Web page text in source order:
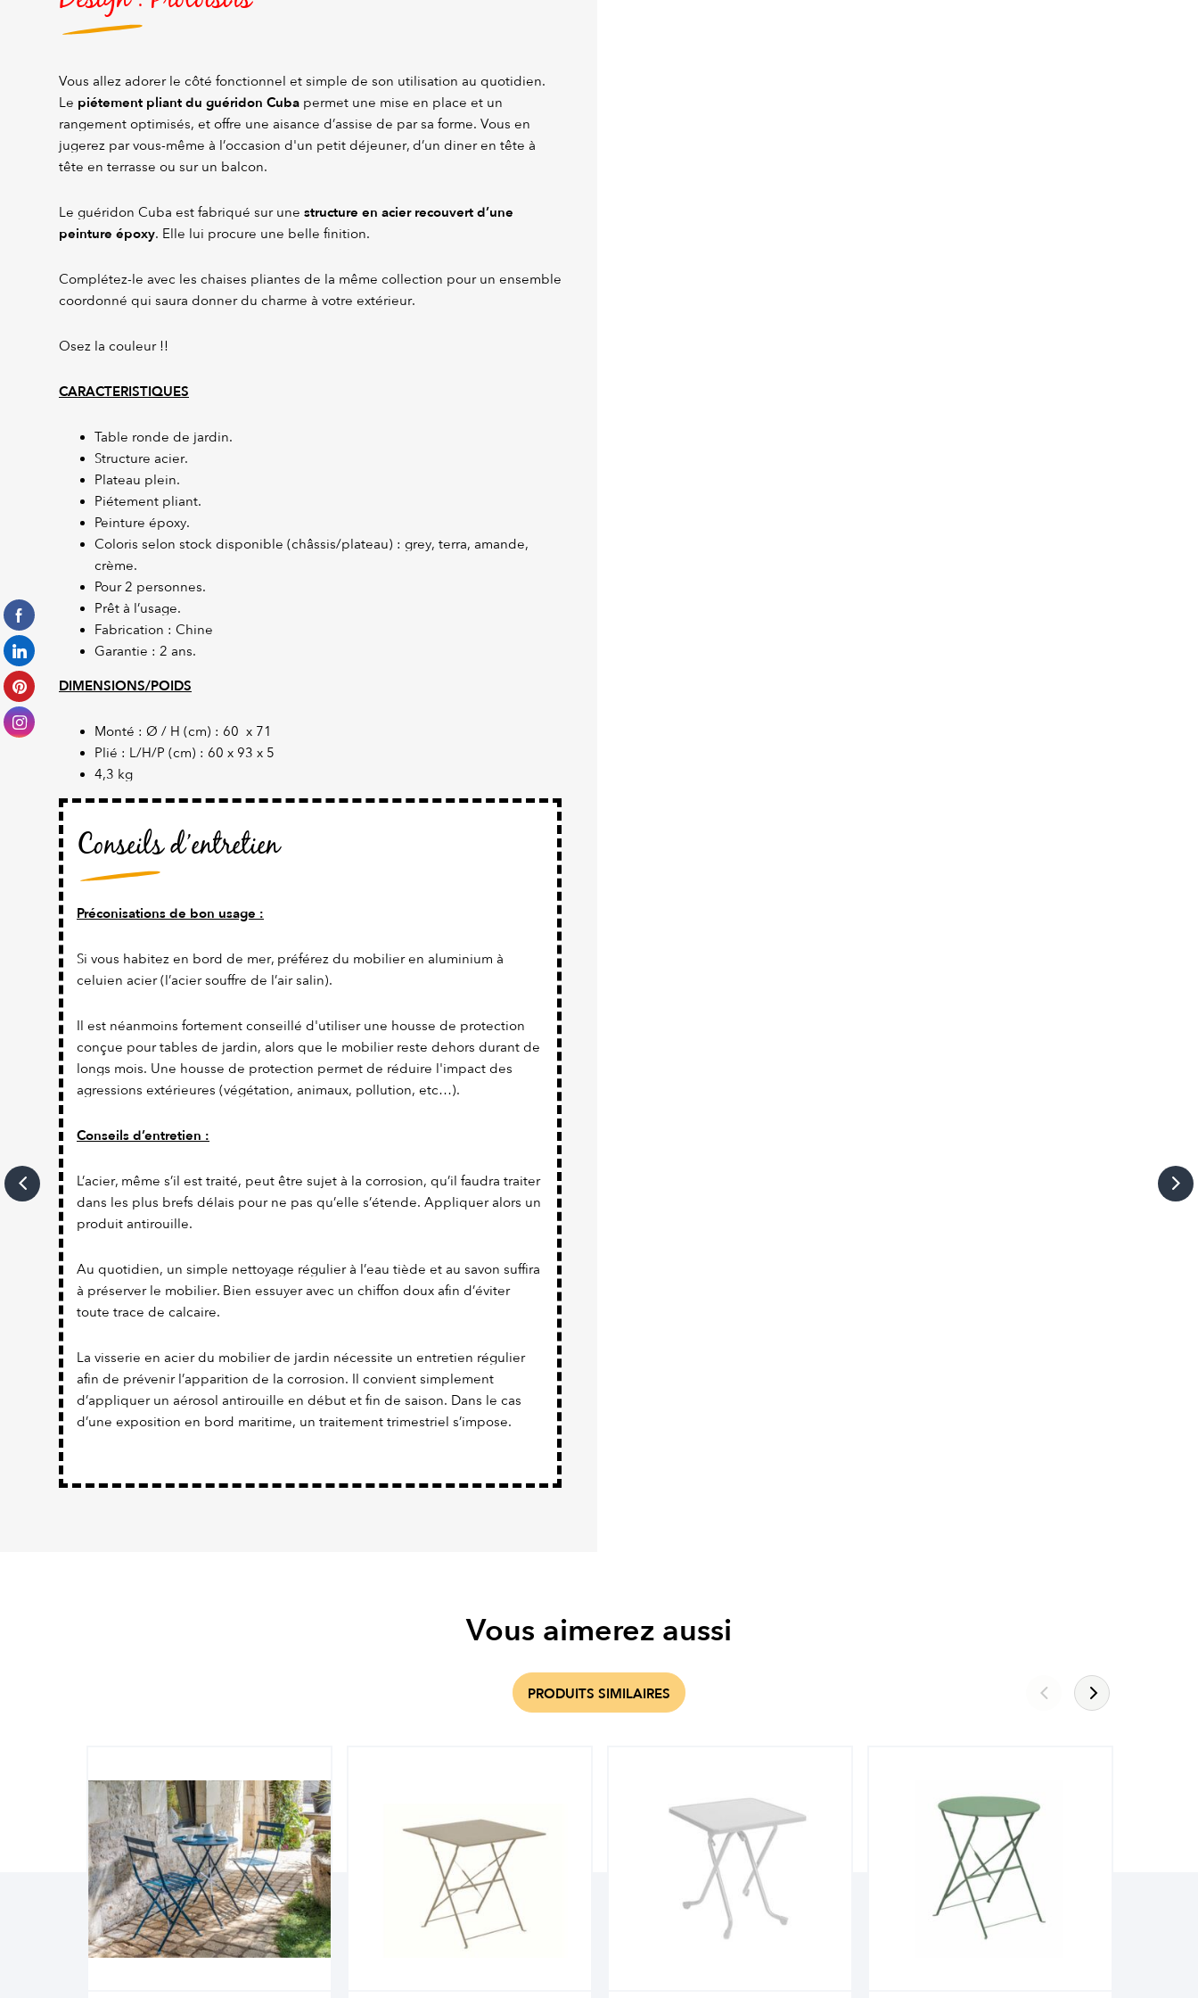
Vous allez adorer le côté fonctionnel et simple de son utilisation au quotidien.
Le piétement pliant du guéridon Cuba permet une mise en place et un
rangement optimisés, et offre une aisance d’assise de par sa forme. Vous en
jugerez par vous-même à l’occasion d'un petit déjeuner, d’un diner en tête à
tête en terrasse ou sur un balcon.
Le guéridon Cuba est fabriqué sur une structure en acier recouvert d’une
peinture époxy. Elle lui procure une belle finition.
Complétez-le avec les chaises pliantes de la même collection pour un ensemble
coordonné qui saura donner du charme à votre extérieur.
Osez la couleur !!
CARACTERISTIQUES
Table ronde de jardin.
Structure acier.
Plateau plein.
Piétement pliant.
Peinture époxy.
Coloris selon stock disponible (châssis/plateau) : grey, terra, amande,
crème.
Pour 2 personnes.
Prêt à l’usage.
Fabrication : Chine
Garantie : 2 ans.
DIMENSIONS/POIDS
Monté : Ø / H (cm) : 60 x 71
Plié : L/H/P (cm) : 60 x 93 x 5
4,3 kg
Conseils d’entretien
Préconisations de bon usage :
Si vous habitez en bord de mer, préférez du mobilier en aluminium à
celuien acier (l’acier souffre de l’air salin).
Il est néanmoins fortement conseillé d'utiliser une housse de protection
conçue pour tables de jardin, alors que le mobilier reste dehors durant de
longs mois. Une housse de protection permet de réduire l'impact des
agressions extérieures (végétation, animaux, pollution, etc…).
Conseils d’entretien :
L’acier, même s’il est traité, peut être sujet à la corrosion, qu’il faudra traiter
dans les plus brefs délais pour ne pas qu’elle s’étende. Appliquer alors un
produit antirouille.
Au quotidien, un simple nettoyage régulier à l’eau tiède et au savon suffira
à préserver le mobilier. Bien essuyer avec un chiffon doux afin d’éviter
toute trace de calcaire.
La visserie en acier du mobilier de jardin nécessite un entretien régulier
afin de prévenir l’apparition de la corrosion. Il convient simplement
d’appliquer un aérosol antirouille en début et fin de saison. Dans le cas
d’une exposition en bord maritime, un traitement trimestriel s’impose.
Vous aimerez aussi
PRODUITS SIMILAIRES